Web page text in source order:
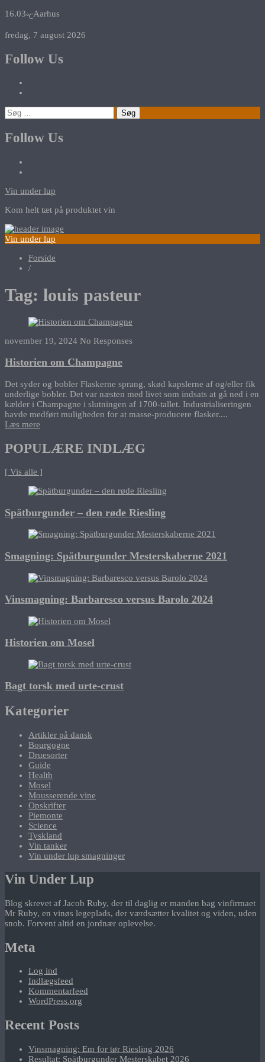
16.03℃Aarhus
fredag, 7 august 2026
Follow Us
Søg
efter:
Follow Us
Vin under lup
Kom helt tæt på produktet vin
Vin under lup
Forside
/
Tag: louis pasteur
november 19, 2024 No Responses
Historien om Champagne
Det syder og bobler Flaskerne sprang, skød kapslerne af og/eller fik
underlige bobler. Det var næsten med livet som indsats at gå ned i en
kælder i Champagne i slutningen af 1700-tallet. Industrialiseringen
havde medført muligheden for at masse-producere flasker....
Læs mere
POPULÆRE INDLÆG
[ Vis alle ]
Spätburgunder – den røde Riesling
Smagning: Spätburgunder Mesterskaberne 2021
Vinsmagning: Barbaresco versus Barolo 2024
Historien om Mosel
Bagt torsk med urte-crust
Kategorier
Artikler på dansk
Bourgogne
Druesorter
Guide
Health
Mosel
Mousserende vine
Opskrifter
Piemonte
Science
Tyskland
Vin tanker
Vin under lup smagninger
Vin Under Lup
Blog skrevet af Jacob Ruby, der til daglig er manden bag vinfirmaet
Mr Ruby, en vinøs legeplads, der værdsætter kvalitet og viden, uden
snob. Forvent altid en jordnær oplevelse.
Meta
Log ind
Indlægsfeed
Kommentarfeed
WordPress.org
Recent Posts
Vinsmagning: Em for tør Riesling 2026
Resultat: Spätburgunder Mesterskabet 2026